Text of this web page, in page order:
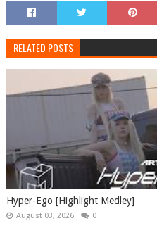
RELATED POSTS
Hyper-Ego [Highlight Medley]
August 03, 2026 0